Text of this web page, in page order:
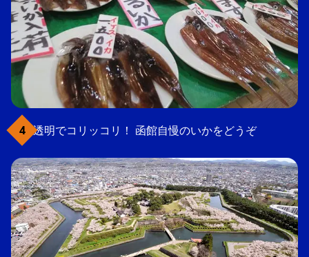
透明でコリッコリ！ 函館自慢のいかをどうぞ